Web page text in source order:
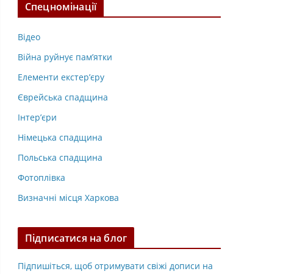
Спецномінації
Відео
Війна руйнує пам’ятки
Елементи екстер’єру
Єврейська спадщина
Інтер’єри
Німецька спадщина
Польська спадщина
Фотоплівка
Визначні місця Харкова
Підписатися на блог
Підпишіться, щоб отримувати свіжі дописи на